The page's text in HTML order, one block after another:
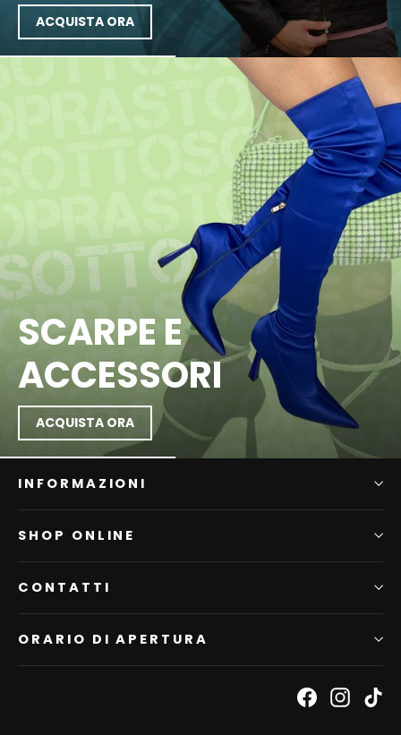
ACQUISTA ORA
SCARPE E
ACCESSORI
ACQUISTA ORA
INFORMAZIONI
SHOP ONLINE
CONTATTI
ORARIO DI APERTURA
Facebook